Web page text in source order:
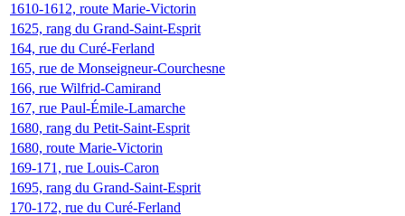
1610-1612, route Marie-Victorin
1625, rang du Grand-Saint-Esprit
164, rue du Curé-Ferland
165, rue de Monseigneur-Courchesne
166, rue Wilfrid-Camirand
167, rue Paul-Émile-Lamarche
1680, rang du Petit-Saint-Esprit
1680, route Marie-Victorin
169-171, rue Louis-Caron
1695, rang du Grand-Saint-Esprit
170-172, rue du Curé-Ferland